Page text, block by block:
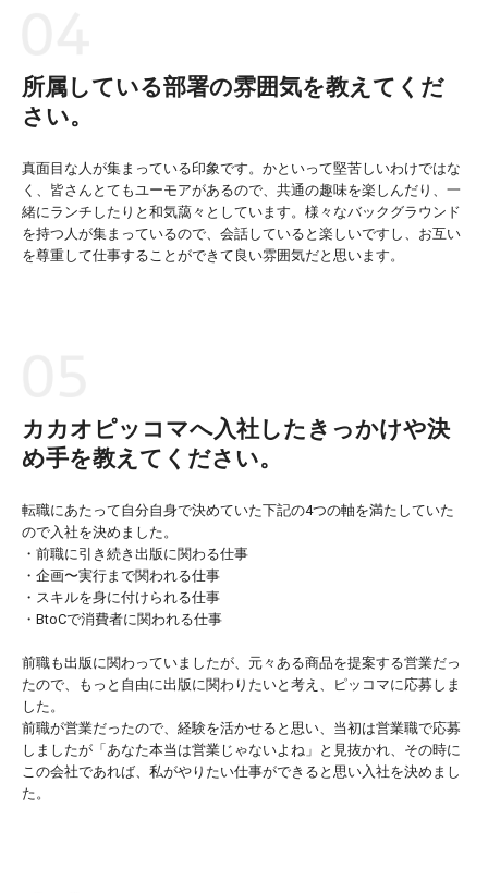
所属している部署の雰囲気を教えてくだ
さい。
真面目な人が集まっている印象です。かといって堅苦しいわけではな
く、皆さんとてもユーモアがあるので、共通の趣味を楽しんだり、一
緒にランチしたりと和気藹々としています。様々なバックグラウンド
を持つ人が集まっているので、会話していると楽しいですし、お互い
を尊重して仕事することができて良い雰囲気だと思います。
カカオピッコマへ入社したきっかけや決
め手を教えてください。
転職にあたって自分自身で決めていた下記の4つの軸を満たしていた
ので入社を決めました。
・前職に引き続き出版に関わる仕事
・企画〜実行まで関われる仕事
・スキルを身に付けられる仕事
・BtoCで消費者に関われる仕事
前職も出版に関わっていましたが、元々ある商品を提案する営業だっ
たので、もっと自由に出版に関わりたいと考え、ピッコマに応募しま
した。
前職が営業だったので、経験を活かせると思い、当初は営業職で応募
しましたが「あなた本当は営業じゃないよね」と見抜かれ、その時に
この会社であれば、私がやりたい仕事ができると思い入社を決めまし
た。